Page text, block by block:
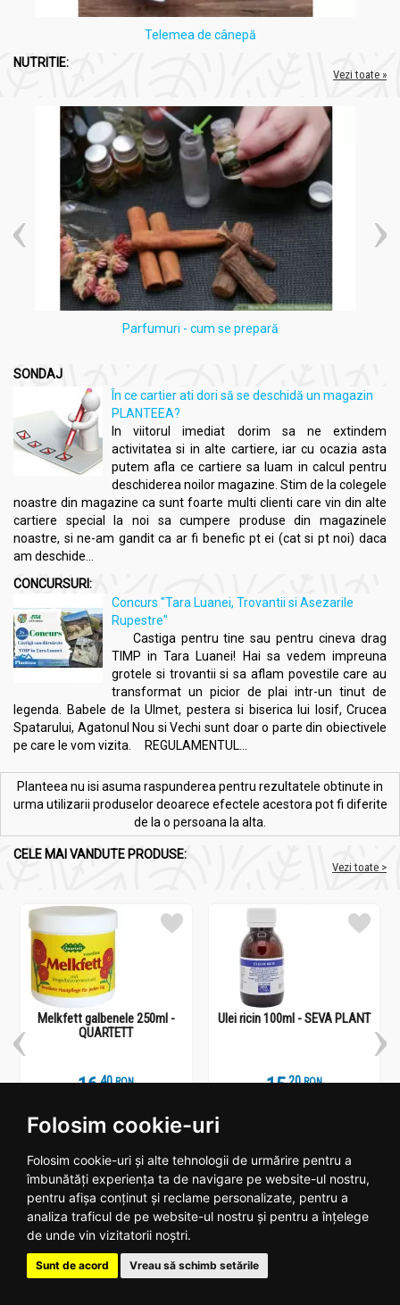
Folosim cookie-uri
Folosim cookie-uri și alte tehnologii de urmărire pentru a
îmbunătăți experiența ta de navigare pe website-ul nostru,
pentru afișa conținut și reclame personalizate, pentru a
analiza traficul de pe website-ul nostru și pentru a înțelege
de unde vin vizitatorii noștri.
Sunt de acord Vreau să schimb setările
Telemea de cânepă
NUTRITIE:
Vezi toate »
Parfumuri - cum se prepară
SONDAJ
În ce cartier ati dori să se deschidă un magazin
PLANTEEA?
In viitorul imediat dorim sa ne extindem
activitatea si in alte cartiere, iar cu ocazia asta
putem afla ce cartiere sa luam in calcul pentru
deschiderea noilor magazine. Stim de la colegele
noastre din magazine ca sunt foarte multi clienti care vin din alte
cartiere special la noi sa cumpere produse din magazinele
noastre, si ne-am gandit ca ar fi benefic pt ei (cat si pt noi) daca
am deschide...
CONCURSURI:
Concurs "Tara Luanei, Trovantii si Asezarile
Rupestre"
Castiga pentru tine sau pentru cineva drag
TIMP in Tara Luanei! Hai sa vedem impreuna
grotele si trovantii si sa aflam povestile care au
transformat un picior de plai intr-un tinut de
legenda. Babele de la Ulmet, pestera si biserica lui Iosif, Crucea
Spatarului, Agatonul Nou si Vechi sunt doar o parte din obiectivele
pe care le vom vizita. REGULAMENTUL...
Planteea nu isi asuma raspunderea pentru rezultatele obtinute in
urma utilizarii produselor deoarece efectele acestora pot fi diferite
de la o persoana la alta.
CELE MAI VANDUTE PRODUSE:
Vezi toate >
Melkfett galbenele 250ml -
QUARTETT
16.4 RON
Vezi detalii
Ulei ricin 100ml - SEVA PLANT
15.2 RON
Adauga
Plantoteca ta online